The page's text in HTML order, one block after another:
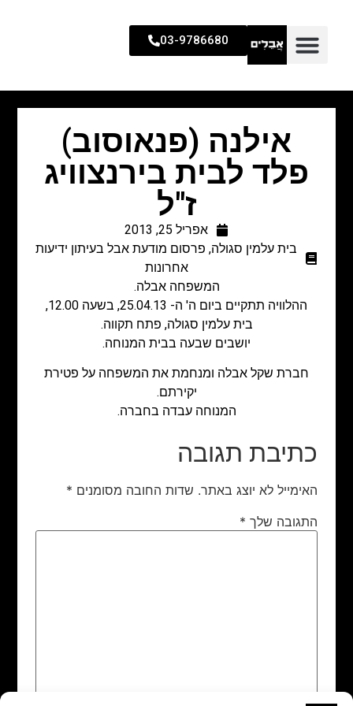
03-9786680
אילנה (פנאוסוב)
פלד לבית בירנצוויג
ז"ל
אפריל 25, 2013
בית עלמין סגולה, פרסום מודעת אבל בעיתון ידיעות
אחרונות
המשפחה אבלה.
ההלוויה תתקיים ביום ה' ה- 25.04.13, בשעה 12.00,
בית עלמין סגולה, פתח תקווה.
יושבים שבעה בבית המנוחה.
חברת שקל אבלה ומנחמת את המשפחה על פטירת
יקירתם.
המנוחה עבדה בחברה.
כתיבת תגובה
האימייל לא יוצג באתר. שדות החובה מסומנים *
התגובה שלך *